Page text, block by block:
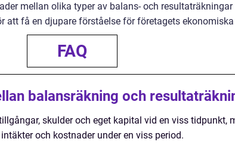
mellan olika typer av balans- och
att få en djupare förståelse för företagets
FAQ
balansräkning och
skulder och eget kapital vid en viss tidpunkt,
och kostnader under en viss period.